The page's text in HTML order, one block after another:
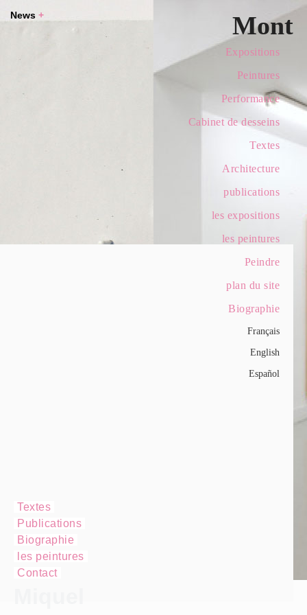
Mont
Expositions
Peintures
Performance
Cabinet de desseins
Textes
Architecture
publications
les expositions
les peintures
Peindre
plan du site
Biographie
Français
English
Español
Textes
Publications
Biographie
les peintures
Contact
News +